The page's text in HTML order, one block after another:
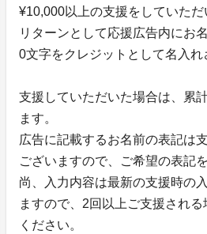
¥10,000以上の支援をしていた
リターンとして応援広告内にお
0文字をクレジットとして名入れ
支援していただいた場合は、累
ます。
広告に記載するお名前の表記は
ございますので、ご希望の表記
尚、入力内容は最新の支援時の
ますので、2回以上ご支援され
ください。